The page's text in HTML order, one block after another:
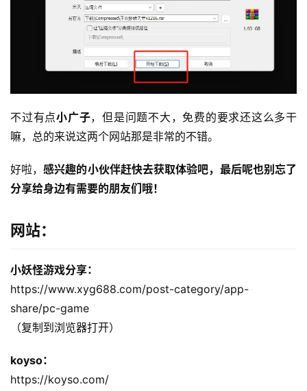
不过有点小广子，但是问题不大，免费的要求还这么多干
嘛，总的来说这两个网站那是非常的不错。
好啦，感兴趣的小伙伴赶快去获取体验吧，最后呢也别忘了
分享给身边有需要的朋友们哦！
网站：
小妖怪游戏分享：
https://www.xyg688.com/post-category/app-
share/pc-game
（复制到浏览器打开）
koyso：
https://koyso.com/